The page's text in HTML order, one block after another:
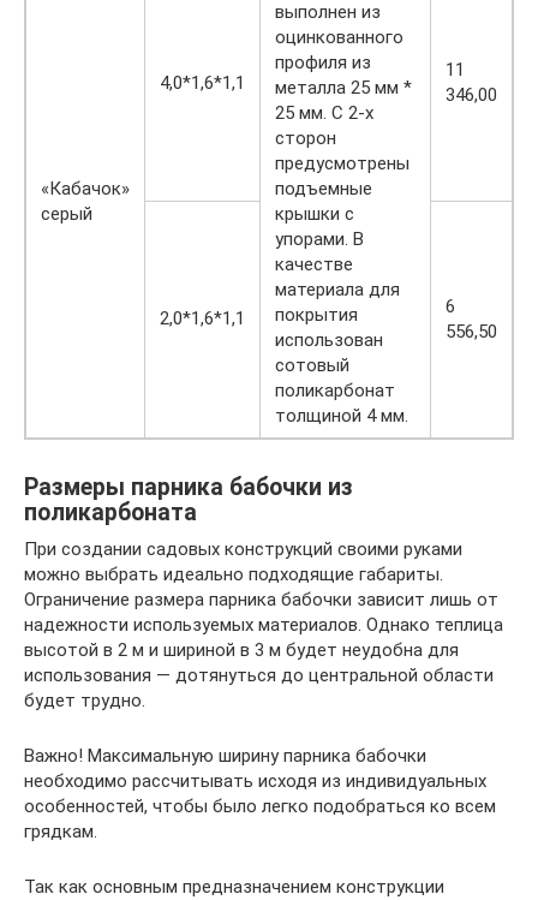
«Кабачок»
серый
4,0*1,6*1,1
выполнен из
оцинкованного
профиля из
металла 25 мм *
25 мм. С 2-х
сторон
предусмотрены
подъемные
крышки с
упорами. В
качестве
материала для
покрытия
использован
сотовый
поликарбонат
толщиной 4 мм.
11
346,00
2,0*1,6*1,1
6
556,50
Размеры парника бабочки из
поликарбоната
При создании садовых конструкций своими руками
можно выбрать идеально подходящие габариты.
Ограничение размера парника бабочки зависит лишь от
надежности используемых материалов. Однако теплица
высотой в 2 м и шириной в 3 м будет неудобна для
использования — дотянуться до центральной области
будет трудно.
Важно! Максимальную ширину парника бабочки
необходимо рассчитывать исходя из индивидуальных
особенностей, чтобы было легко подобраться ко всем
грядкам.
Так как основным предназначением конструкции